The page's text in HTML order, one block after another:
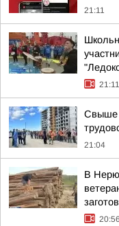
21:11
21:11
Свыше
21:04
В
20:56